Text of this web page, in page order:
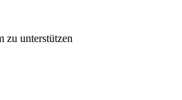
zu unterstützen